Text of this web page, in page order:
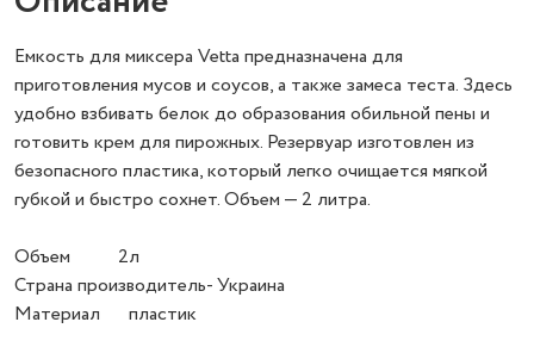
Емкость для миксера Vetta предназначена для
приготовления мусов и соусов, а также замеса теста. Здесь
удобно взбивать белок до образования обильной пены и
готовить крем для пирожных. Резервуар изготовлен из
безопасного пластика, который легко очищается мягкой
губкой и быстро сохнет. Объем — 2 литра.
Объем 2л
Страна производитель- Украина
Материал пластик